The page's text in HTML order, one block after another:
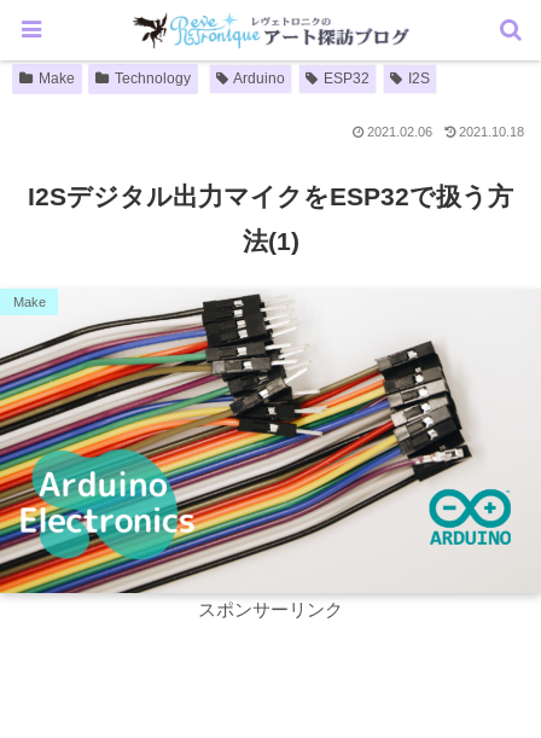
Make Technology Arduino ESP32 I2S
I2Sデジタル出力マイクをESP32で扱う方
法(1)
Make
2021.02.06 2021.10.18
スポンサーリンク